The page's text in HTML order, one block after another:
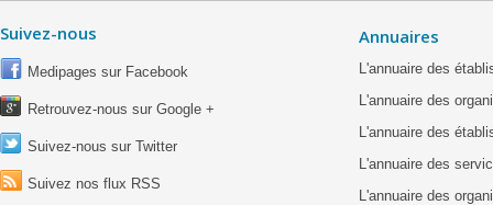
Suivez-nous
Medipages sur Facebook
Retrouvez-nous sur Google +
Suivez-nous sur Twitter
Suivez nos flux RSS
Annuaires
L'annuaire des
L'annuaire des
L'annuaire des
L'annuaire des
L'annuaire des